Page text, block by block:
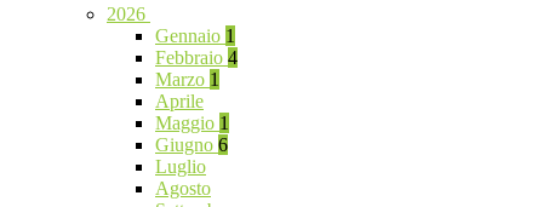
2026
Gennaio 1
Febbraio 4
Marzo 1
Aprile
Maggio 1
Giugno 6
Luglio
Agosto